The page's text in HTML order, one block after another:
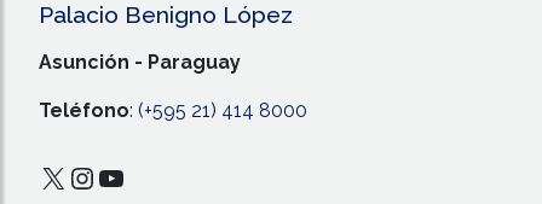
Palacio Benigno López
Asunción - Paraguay
Teléfono: (+595 21) 414 8000
X Instagram
YouTube